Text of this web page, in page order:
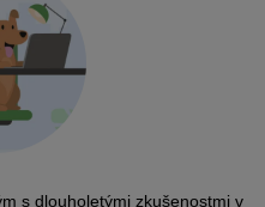
s dlouholetými zkušenostmi v